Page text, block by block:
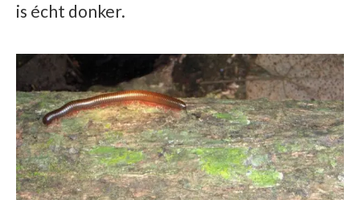
is écht donker.